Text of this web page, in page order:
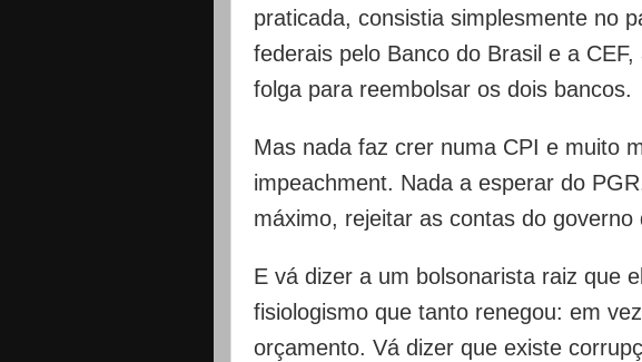
praticada, consistia simplesmente no
federais pelo Banco do Brasil e a
folga para reembolsar os dois bancos.
Mas nada faz crer numa CPI e muito
impeachment. Nada a esperar do
máximo, rejeitar as contas do governo
E vá dizer a um bolsonarista raiz que
fisiologismo que tanto renegou: em
orçamento. Vá dizer que existe